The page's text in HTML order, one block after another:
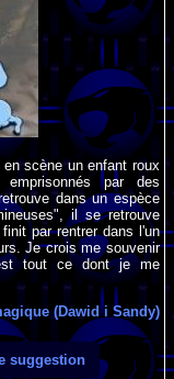
scène un enfant roux
par des
dans un espèce
il se retrouve
par rentrer dans l'un
Je crois me souvenir
tout ce dont je me
(Dawid i Sandy)
suggestion